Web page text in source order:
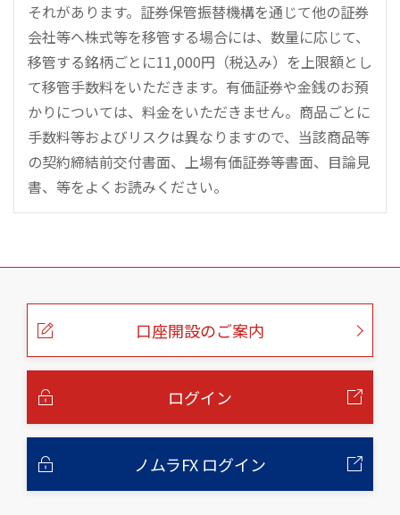
それがあります。証券保管振替機構を通じて他の証券
会社等へ株式等を移管する場合には、数量に応じて、
移管する銘柄ごとに11,000円（税込み）を上限額とし
て移管手数料をいただきます。有価証券や金銭のお預
かりについては、料金をいただきません。商品ごとに
手数料等およびリスクは異なりますので、当該商品等
の契約締結前交付書面、上場有価証券等書面、目論見
書、等をよくお読みください。
こ
口座開設のご案内
ログイン
ノムラFX ログイン